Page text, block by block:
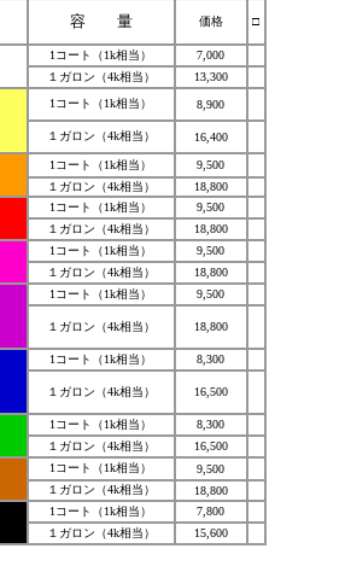
容 量 価格 □
1コート（1k相当）
7,000
１ガロン（4k相当）
13,300
1コート（1k相当） 8,900
１ガロン（4k相当） 16,400
1コート（1k相当）
9,500
１ガロン（4k相当）
18,800
1コート（1k相当）
9,500
１ガロン（4k相当）
18,800
1コート（1k相当）
9,500
１ガロン（4k相当）
18,800
1コート（1k相当） 9,500
１ガロン（4k相当） 18,800
1コート（1k相当） 8,300
１ガロン（4k相当） 16,500
1コート（1k相当）
8,300
１ガロン（4k相当）
16,500
1コート（1k相当）
9,500
１ガロン（4k相当）
18,800
1コート（1k相当）
7,800
１ガロン（4k相当）
15,600